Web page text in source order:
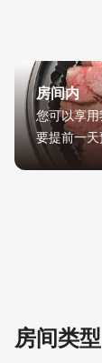
房间内
您可以享
要提前一天
房间类型